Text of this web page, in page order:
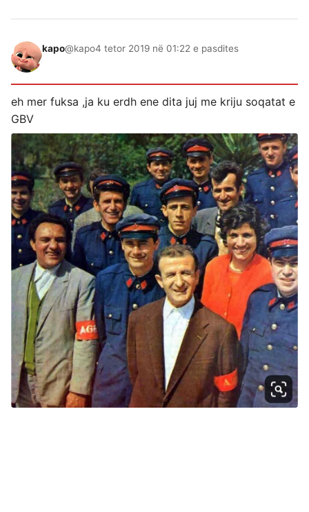
kapo@kapo4 tetor 2019 në 01:22 e pasdites
eh mer fuksa ,ja ku erdh ene dita juj me kriju soqatat e
GBV